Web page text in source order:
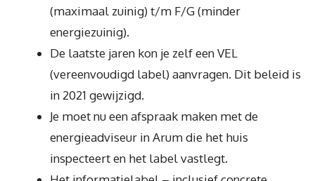
(maximaal zuinig) t/m F/G (minder
energiezuinig).
De laatste jaren kon je zelf een VEL
(vereenvoudigd label) aanvragen. Dit beleid is
in 2021 gewijzigd.
Je moet nu een afspraak maken met de
energieadviseur in Arum die het huis
inspecteert en het label vastlegt.